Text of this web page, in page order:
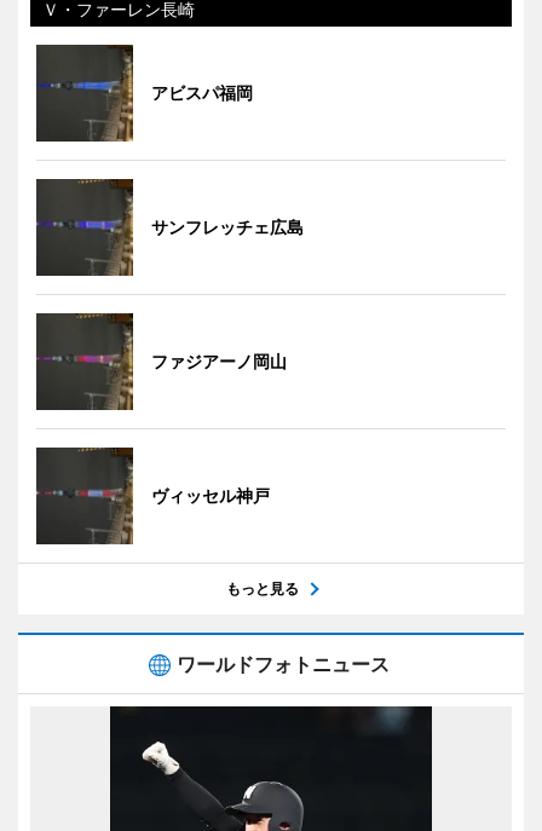
Ｖ・ファーレン長崎
アビスパ福岡
サンフレッチェ広島
ファジアーノ岡山
ヴィッセル神戸
もっと見る
ワールドフォトニュース